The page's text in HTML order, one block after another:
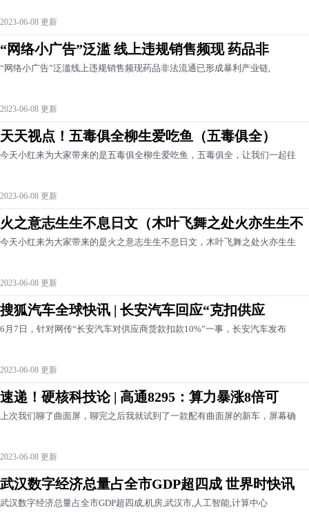
2023-06-08 更新
“网络小广告”泛滥 线上违规销售频现 药品非
“网络小广告”泛滥线上违规销售频现药品非法流通已形成暴利产业链,
2023-06-08 更新
天天视点！五毒俱全柳生爱吃鱼（五毒俱全）
今天小红来为大家带来的是五毒俱全柳生爱吃鱼，五毒俱全，让我们一起往
2023-06-08 更新
火之意志生生不息日文（木叶飞舞之处火亦生生不
今天小红来为大家带来的是火之意志生生不息日文，木叶飞舞之处火亦生生
2023-06-08 更新
搜狐汽车全球快讯 | 长安汽车回应“克扣供应
6月7日，针对网传“长安汽车对供应商货款扣款10%”一事，长安汽车发布
2023-06-08 更新
速递！硬核科技论 | 高通8295：算力暴涨8倍可
上次我们聊了曲面屏，聊完之后我就试到了一款配有曲面屏的新车，屏幕确
2023-06-08 更新
武汉数字经济总量占全市GDP超四成 世界时快讯
武汉数字经济总量占全市GDP超四成,机房,武汉市,人工智能,计算中心